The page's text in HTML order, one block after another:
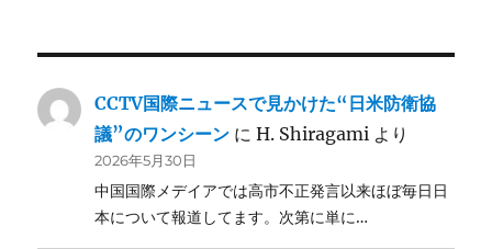
CCTV国際ニュースで見かけた“日米防衛協
議”のワンシーン にH. Shiragami より
2026年5月30日
中国国際メデイアでは高市不正発言以来ほぼ毎日日
本について報道してます。次第に単に…